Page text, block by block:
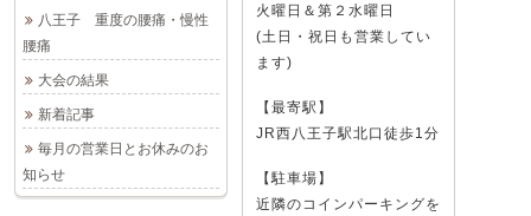
火曜日＆第２水曜日
(土日・祝日も営業してい
ます)
【最寄駅】
JR西八王子駅北口徒歩1分
【駐車場】
近隣のコインパーキングを
八王子 重度の腰痛・慢性
腰痛
大会の結果
新着記事
毎月の営業日とお休みのお
知らせ